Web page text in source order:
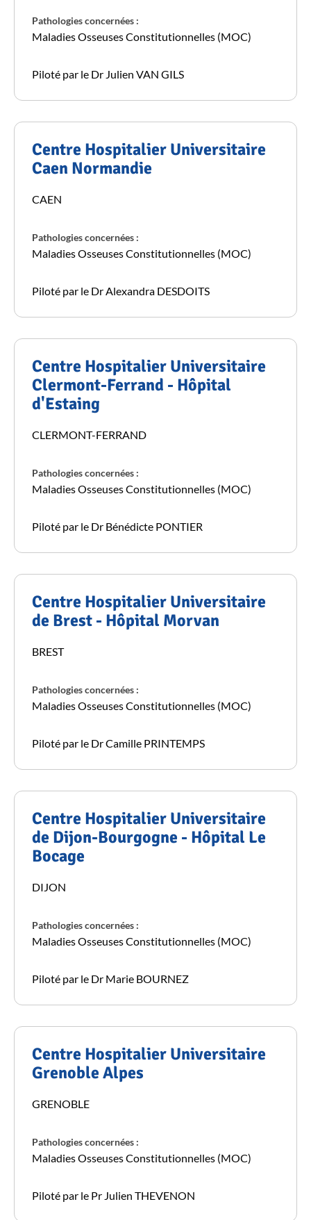
Pathologies concernées :
Maladies Osseuses Constitutionnelles (MOC)
Piloté par le Dr Julien VAN GILS
Centre Hospitalier Universitaire
Caen Normandie
CAEN
Pathologies concernées :
Maladies Osseuses Constitutionnelles (MOC)
Piloté par le Dr Alexandra DESDOITS
Centre Hospitalier Universitaire
Clermont-Ferrand - Hôpital
d'Estaing
CLERMONT-FERRAND
Pathologies concernées :
Maladies Osseuses Constitutionnelles (MOC)
Piloté par le Dr Bénédicte PONTIER
Centre Hospitalier Universitaire
de Brest - Hôpital Morvan
BREST
Pathologies concernées :
Maladies Osseuses Constitutionnelles (MOC)
Piloté par le Dr Camille PRINTEMPS
Centre Hospitalier Universitaire
de Dijon-Bourgogne - Hôpital Le
Bocage
DIJON
Pathologies concernées :
Maladies Osseuses Constitutionnelles (MOC)
Piloté par le Dr Marie BOURNEZ
Centre Hospitalier Universitaire
Grenoble Alpes
GRENOBLE
Pathologies concernées :
Maladies Osseuses Constitutionnelles (MOC)
Piloté par le Pr Julien THEVENON